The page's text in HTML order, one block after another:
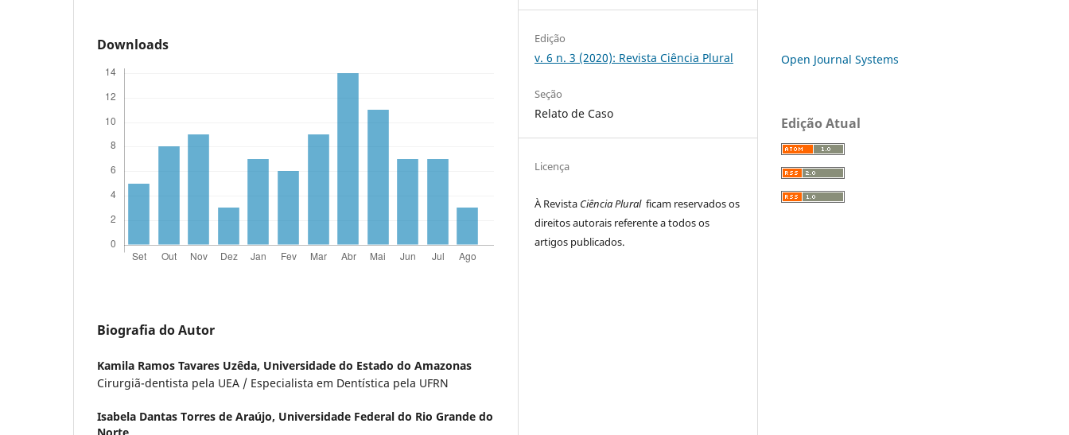
Downloads
Biografia do Autor
Kamila Ramos Tavares Uzêda, Universidade do Estado do Amazonas
Cirurgiã-dentista pela UEA / Especialista em Dentística pela UFRN
Isabela Dantas Torres de Araújo, Universidade Federal do Rio Grande do
Edição
v. 6 n. 3 (2020): Revista Ciência Plural
Seção
Relato de Caso
Licença
À Revista Ciência Pluralficam reservados os
direitos autorais referente a todos os
artigos publicados.
Open Journal Systems
Edição Atual